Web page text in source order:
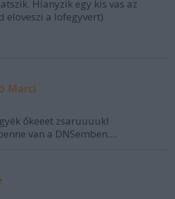
Hianyzik egy kis vas az
eloveszi a lofegyvert)
Marci
őkeeet zsaruuuuk!
van a DNSemben....